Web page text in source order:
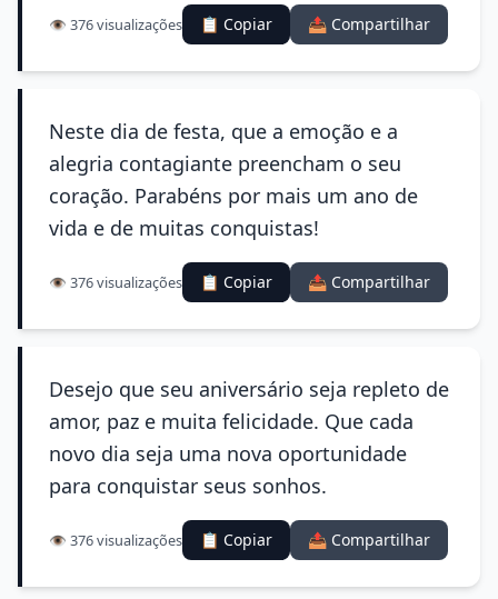
👁️ 376 visualizações 📋 Copiar 📤 Compartilhar
Neste dia de festa, que a emoção e a
alegria contagiante preencham o seu
coração. Parabéns por mais um ano de
vida e de muitas conquistas!
👁️ 376 visualizações 📋 Copiar 📤 Compartilhar
Desejo que seu aniversário seja repleto de
amor, paz e muita felicidade. Que cada
novo dia seja uma nova oportunidade
para conquistar seus sonhos.
👁️ 376 visualizações 📋 Copiar 📤 Compartilhar